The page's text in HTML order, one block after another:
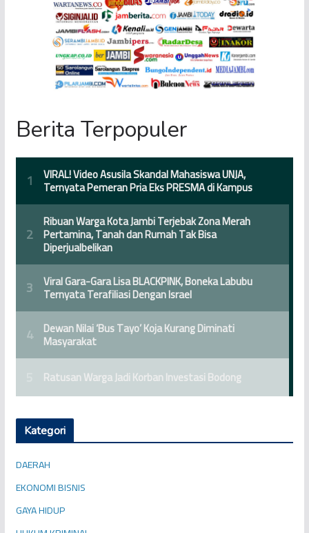
Berita Terpopuler
Kategori
DAERAH
EKONOMI BISNIS
GAYA HIDUP